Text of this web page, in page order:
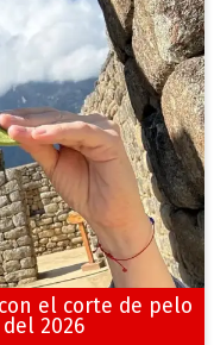
el corte de pelo
2026